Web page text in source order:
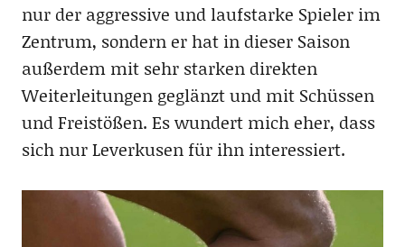
nur der aggressive und laufstarke Spieler im
Zentrum, sondern er hat in dieser Saison
außerdem mit sehr starken direkten
Weiterleitungen geglänzt und mit Schüssen
und Freistößen. Es wundert mich eher, dass
sich nur Leverkusen für ihn interessiert.